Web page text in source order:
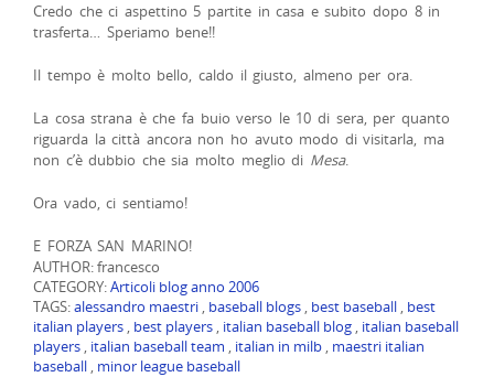
Credo che ci aspettino 5 partite in casa e subito dopo 8 in
trasferta… Speriamo bene!!
Il tempo è molto bello, caldo il giusto, almeno per ora.
La cosa strana è che fa buio verso le 10 di sera, per quanto
riguarda la città ancora non ho avuto modo di visitarla, ma
non c’è dubbio che sia molto meglio di Mesa.
Ora vado, ci sentiamo!
E FORZA SAN MARINO!
AUTHOR: francesco
CATEGORY:Articoli blog anno 2006
TAGS:alessandro maestri , baseball blogs , best baseball , best
italian players , best players , italian baseball blog , italian baseball
players , italian baseball team , italian in milb , maestri italian
baseball , minor league baseball